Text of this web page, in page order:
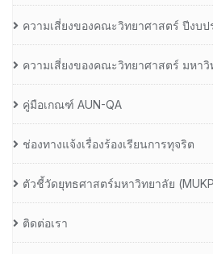
ความเสี่ยงของคณะวิทยาศาสตร์ ปีงบ
ความเสี่ยงของคณะวิทยาศาสตร์ มหา
คู่มือเกณฑ์ AUN-QA
ช่องทางแจ้งเรื่องร้องเรียนการทุจริต
ตัวชี้วัดยุทธศาสตร์มหาวิทยาลัย
ติดต่อเรา